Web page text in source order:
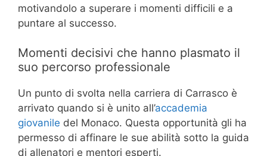
motivandolo a superare i momenti difficili e a
puntare al successo.
Momenti decisivi che hanno plasmato il
suo percorso professionale
Un punto di svolta nella carriera di Carrasco è
arrivato quando si è unito all’accademia
giovanile del Monaco. Questa opportunità gli ha
permesso di affinare le sue abilità sotto la guida
di allenatori e mentori esperti.